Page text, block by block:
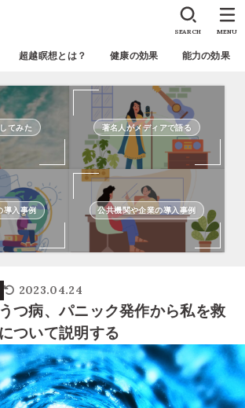
超越瞑想とは？ 健康の効果 能力の効果
SEARCH MENU
てみた 著名人がメディアで語る
導入事例 公共機関や企業の導入事例
2023.04.24
つ病、パニック発作から私を救
ついて説明する